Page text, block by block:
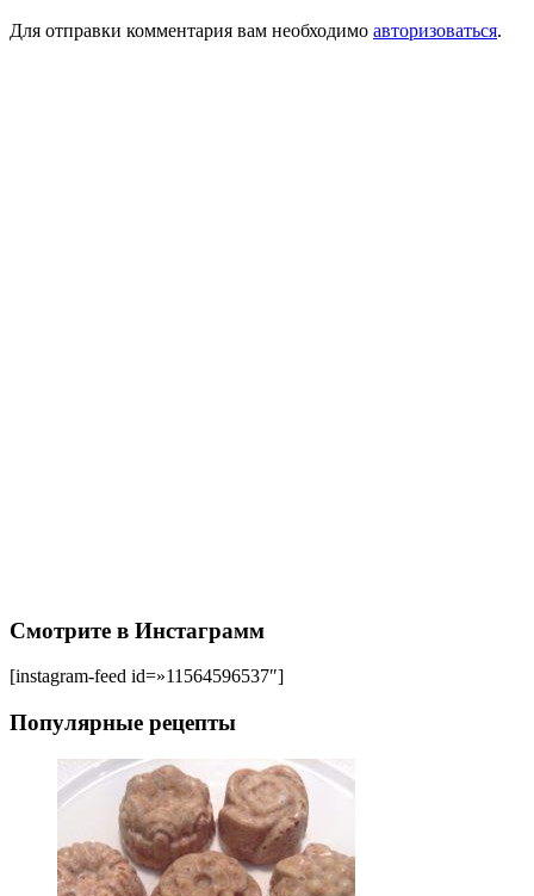
Для отправки комментария вам необходимо авторизоваться.
Смотрите в Инстаграмм
[instagram-feed id=»11564596537″]
Популярные рецепты